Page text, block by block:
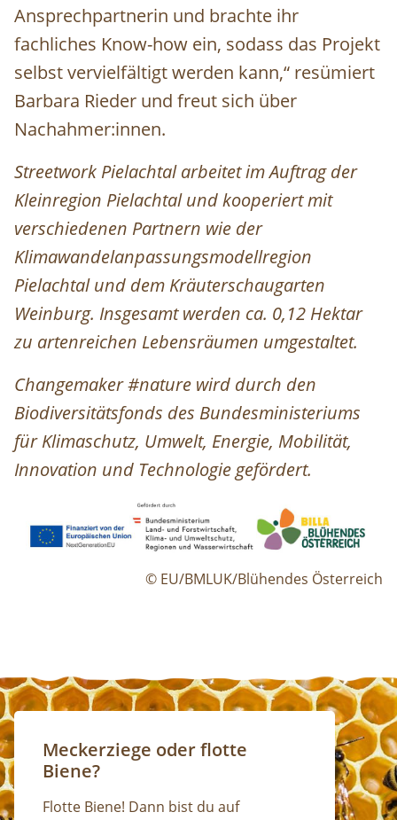
Ansprechpartnerin und brachte ihr
fachliches Know-how ein, sodass das Projekt
selbst vervielfältigt werden kann,“ resümiert
Barbara Rieder und freut sich über
Nachahmer:innen.
Streetwork Pielachtal arbeitet im Auftrag der
Kleinregion Pielachtal und kooperiert mit
verschiedenen Partnern wie der
Klimawandelanpassungsmodellregion
Pielachtal und dem Kräuterschaugarten
Weinburg. Insgesamt werden ca. 0,12 Hektar
zu artenreichen Lebensräumen umgestaltet.
Changemaker #nature wird durch den
Biodiversitätsfonds des Bundesministeriums
für Klimaschutz, Umwelt, Energie, Mobilität,
Innovation und Technologie gefördert.
© EU/BMLUK/Blühendes Österreich
Meckerziege oder flotte
Biene?
Flotte Biene! Dann bist du auf